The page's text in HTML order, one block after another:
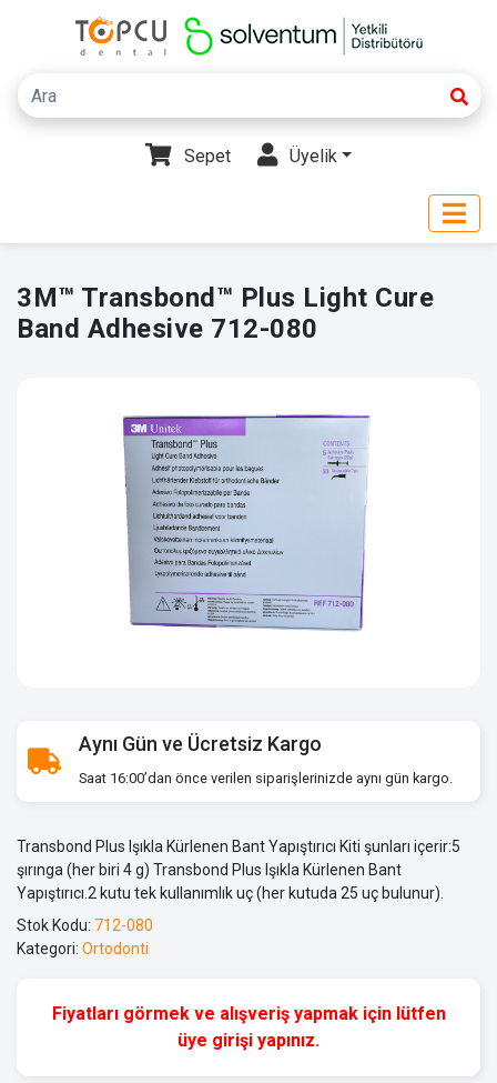
Sepet Üyelik
3M™ Transbond™ Plus Light Cure
Band Adhesive 712-080
Aynı Gün ve Ücretsiz Kargo
Saat 16:00’dan önce verilen siparişlerinizde aynı gün kargo.
Transbond Plus Işıkla Kürlenen Bant Yapıştırıcı Kiti şunları içerir:5
şırınga (her biri 4 g) Transbond Plus Işıkla Kürlenen Bant
Yapıştırıcı.2 kutu tek kullanımlık uç (her kutuda 25 uç bulunur).
Stok Kodu: 712-080
Kategori: Ortodonti
Fiyatları görmek ve alışveriş yapmak için lütfen
üye girişi yapınız.